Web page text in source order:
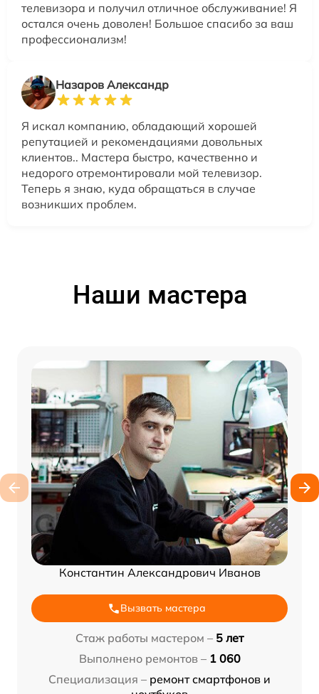
телевизора и получил отличное обслуживание! Я
остался очень доволен! Большое спасибо за ваш
профессионализм!
Назаров Александр
Я искал компанию, обладающий хорошей
репутацией и рекомендациями довольных
клиентов.. Мастера быстро, качественно и
недорого отремонтировали мой телевизор.
Теперь я знаю, куда обращаться в случае
возникших проблем.
Наши мастера
Константин Александрович Иванов
Вызвать мастера
Стаж работы мастером – 5 лет
Выполнено ремонтов – 1 060
Специализация – ремонт смартфонов и